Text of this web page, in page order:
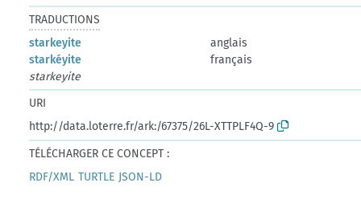
TRADUCTIONS
starkeyite
anglais
starkéyite
français
starkeyite
URI
http://data.loterre.fr/ark:/67375/26L-XTTPLF4Q-9
TÉLÉCHARGER CE CONCEPT :
RDF/XML TURTLE JSON-LD